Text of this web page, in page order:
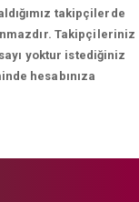
takipçilerde
Takipçileriniz
yoktur istediğiniz
hesabınıza